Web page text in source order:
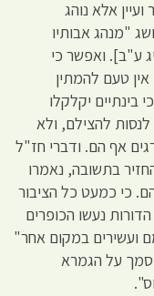
אלא נוהג
"מנהג אבותיו
ע"ב]. ואפשר כי
טעם להמתין
בינתיים יקלקלו
להצילם, ולא
אף הם. ודברי חז"ל
בתשובה, נאמרו
כי כמעט כל הציבור
נעשו הכופרים
ועשירים במקום אחר"
על הגמרא